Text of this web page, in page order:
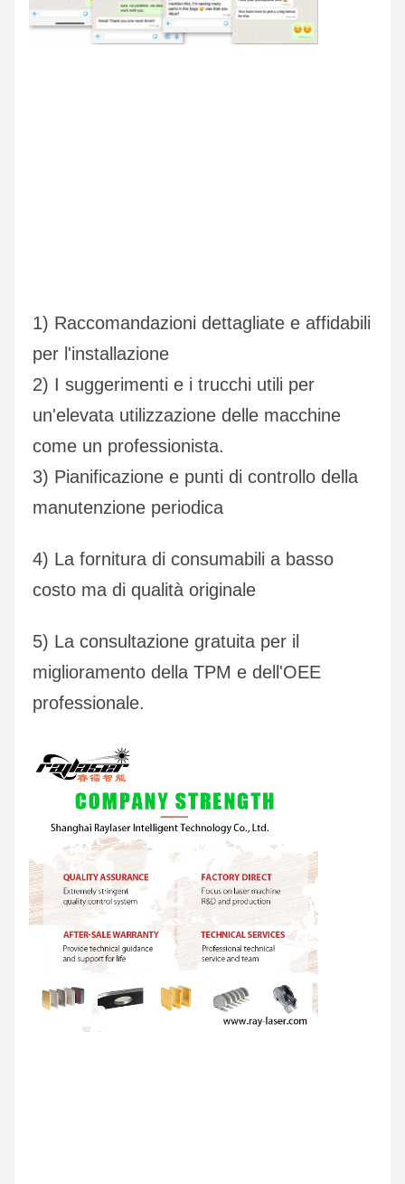
1) Raccomandazioni dettagliate e affidabili
per l'installazione
2) I suggerimenti e i trucchi utili per
un'elevata utilizzazione delle macchine
come un professionista.
3) Pianificazione e punti di controllo della
manutenzione periodica
4) La fornitura di consumabili a basso
costo ma di qualità originale
5) La consultazione gratuita per il
miglioramento della TPM e dell'OEE
professionale.